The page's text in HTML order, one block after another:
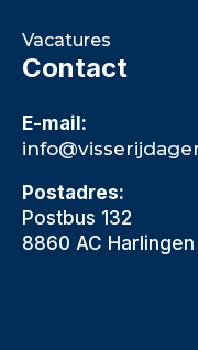
Vacatures
Contact
E-mail:
Postadres:
Postbus 132
8860 AC Harlingen